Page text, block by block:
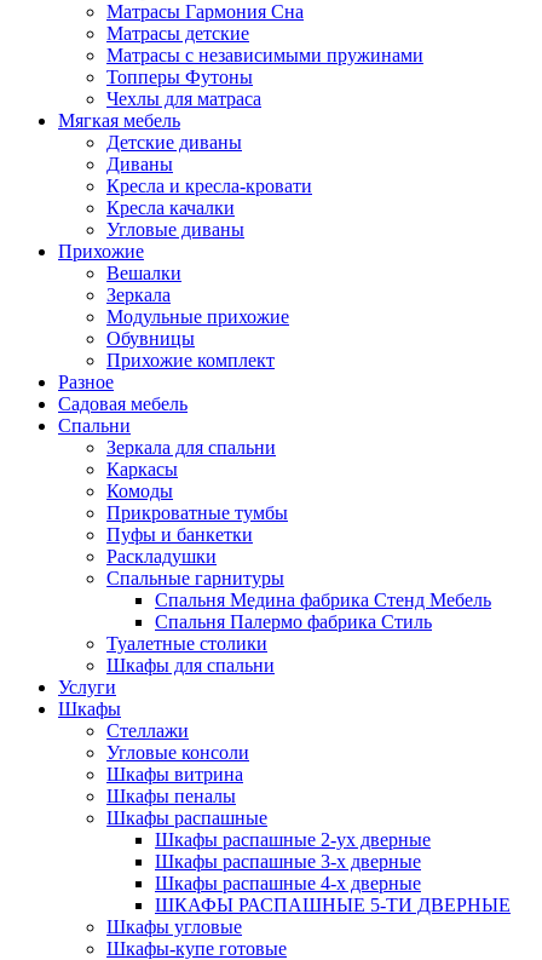
Матрасы Гармония Сна
Матрасы детские
Матрасы с независимыми пружинами
Топперы Футоны
Чехлы для матраса
Мягкая мебель
Детские диваны
Диваны
Кресла и кресла-кровати
Кресла качалки
Угловые диваны
Прихожие
Вешалки
Зеркала
Модульные прихожие
Обувницы
Прихожие комплект
Разное
Садовая мебель
Спальни
Зеркала для спальни
Каркасы
Комоды
Прикроватные тумбы
Пуфы и банкетки
Раскладушки
Спальные гарнитуры
Спальня Медина фабрика Стенд Мебель
Спальня Палермо фабрика Стиль
Туалетные столики
Шкафы для спальни
Услуги
Шкафы
Стеллажи
Угловые консоли
Шкафы витрина
Шкафы пеналы
Шкафы распашные
Шкафы распашные 2-ух дверные
Шкафы распашные 3-х дверные
Шкафы распашные 4-х дверные
ШКАФЫ РАСПАШНЫЕ 5-ТИ ДВЕРНЫЕ
Шкафы угловые
Шкафы-купе готовые